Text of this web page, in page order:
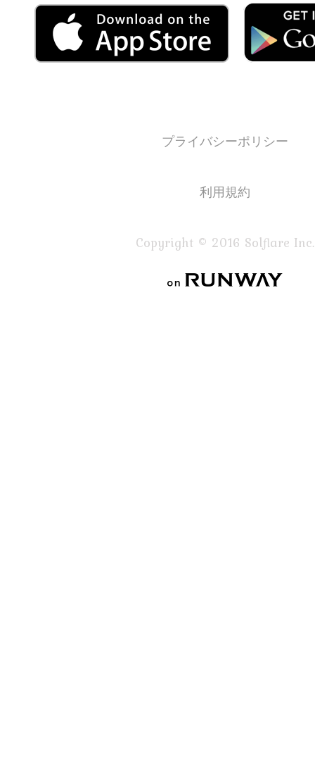
プライバシーポリシー
利用規約
Copyright © 2016 Solflare Inc.